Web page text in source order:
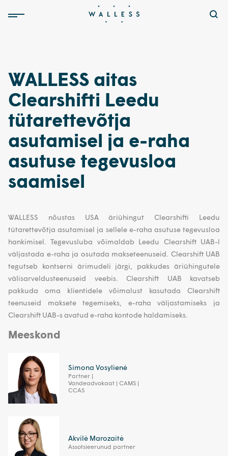
WALLESS aitas
Clearshifti Leedu
tütarettevõtja
asutamisel ja e-raha
asutuse tegevusloa
saamisel
WALLESS nõustas USA äriühingut Clearshifti Leedu
tütarettevõtja asutamisel ja sellele e-raha asutuse tegevusloa
hankimisel. Tegevusluba võimaldab Leedu Clearshift UAB-l
väljastada e-raha ja osutada makseteenuseid. Clearshift UAB
tegutseb kontserni ärimudeli järgi, pakkudes äriühingutele
välisarveldusteenuseid veebis. Clearshift UAB kavatseb
pakkuda oma klientidele võimalust kasutada Clearshift
teenuseid maksete tegemiseks, e-raha väljastamiseks ja
Clearshift UAB-s avatud e-raha kontode haldamiseks.
Meeskond
Simona Vosylienė
Partner |
Vandeadvokaat | CAMS |
CCAS
Akvilė Marozaitė
Assotsieerunud partner